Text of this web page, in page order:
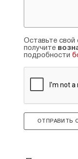
Оставьте свой
получите
подробности
ОТПРАВИТЬ